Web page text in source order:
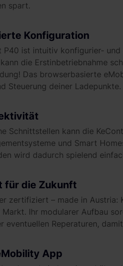
spart.
Konfiguration
P40 ist intuitiv konfigurier-
die Erstinbetriebnahme
Das browserbasierte
Steuerung deiner Ladepunkte.
Schnittstellen kann die
und Smart
wird dadurch spielend
für die Zukunft
zertifiziert – made in
Markt. Ihr modularer Aufbau
eventuellen Reperaturen,
App